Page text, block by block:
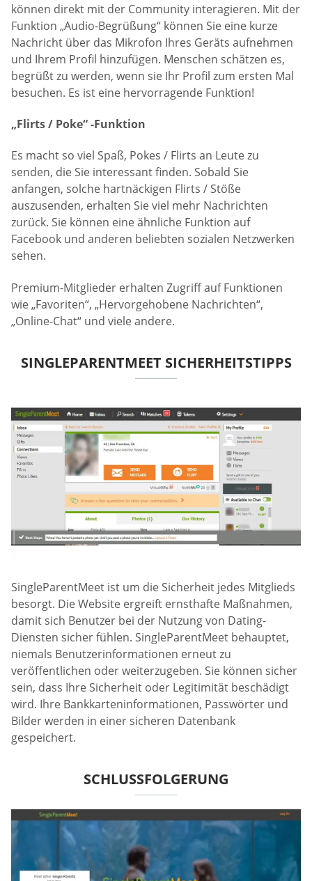
können direkt mit der Community interagieren. Mit der
Funktion „Audio-Begrüßung“ können Sie eine kurze
Nachricht über das Mikrofon Ihres Geräts aufnehmen
und Ihrem Profil hinzufügen. Menschen schätzen es,
begrüßt zu werden, wenn sie Ihr Profil zum ersten Mal
besuchen. Es ist eine hervorragende Funktion!
„Flirts / Poke“ -Funktion
Es macht so viel Spaß, Pokes / Flirts an Leute zu
senden, die Sie interessant finden. Sobald Sie
anfangen, solche hartnäckigen Flirts / Stöße
auszusenden, erhalten Sie viel mehr Nachrichten
zurück. Sie können eine ähnliche Funktion auf
Facebook und anderen beliebten sozialen Netzwerken
sehen.
Premium-Mitglieder erhalten Zugriff auf Funktionen
wie „Favoriten“, „Hervorgehobene Nachrichten“,
„Online-Chat“ und viele andere.
SINGLEPARENTMEET SICHERHEITSTIPPS
SingleParentMeet ist um die Sicherheit jedes Mitglieds
besorgt. Die Website ergreift ernsthafte Maßnahmen,
damit sich Benutzer bei der Nutzung von Dating-
Diensten sicher fühlen. SingleParentMeet behauptet,
niemals Benutzerinformationen erneut zu
veröffentlichen oder weiterzugeben. Sie können sicher
sein, dass Ihre Sicherheit oder Legitimität beschädigt
wird. Ihre Bankkarteninformationen, Passwörter und
Bilder werden in einer sicheren Datenbank
gespeichert.
SCHLUSSFOLGERUNG